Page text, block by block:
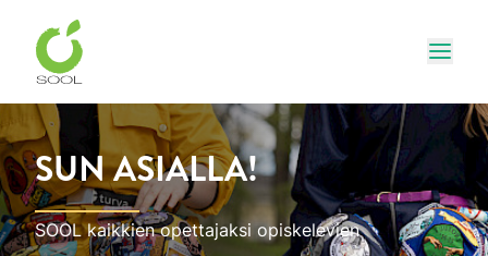
Siirry sivun sisältöön
SUN ASIALLA!
SOOL kaikkien opettajaksi opiskelevien